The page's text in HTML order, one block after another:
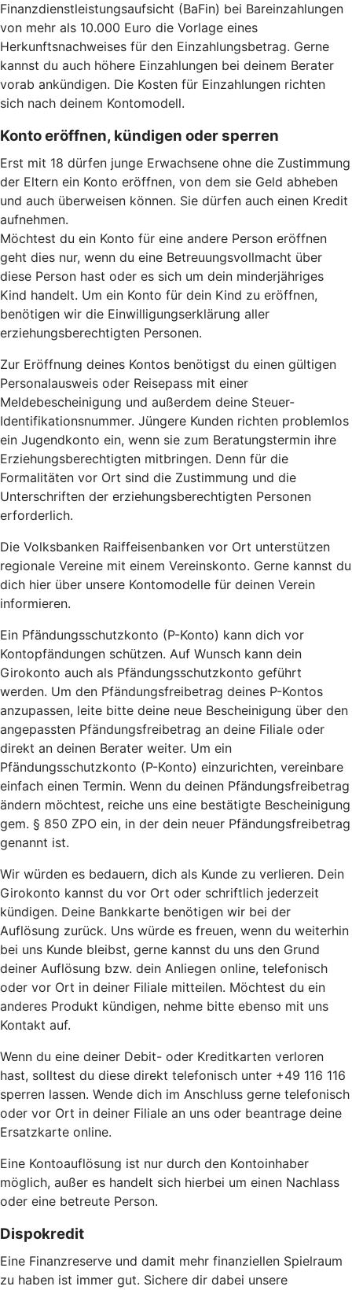
Finanzdienstleistungsaufsicht (BaFin) bei Bareinzahlungen
von mehr als 10.000 Euro die Vorlage eines
Herkunftsnachweises für den Einzahlungsbetrag. Gerne
kannst du auch höhere Einzahlungen bei deinem Berater
vorab ankündigen. Die Kosten für Einzahlungen richten
sich nach deinem Kontomodell.
Konto eröffnen, kündigen oder sperren
Erst mit 18 dürfen junge Erwachsene ohne die Zustimmung
der Eltern ein Konto eröffnen, von dem sie Geld abheben
und auch überweisen können. Sie dürfen auch einen Kredit
aufnehmen.
Möchtest du ein Konto für eine andere Person eröffnen
geht dies nur, wenn du eine Betreuungsvollmacht über
diese Person hast oder es sich um dein minderjähriges
Kind handelt. Um ein Konto für dein Kind zu eröffnen,
benötigen wir die Einwilligungserklärung aller
erziehungsberechtigten Personen.
Zur Eröffnung deines Kontos benötigst du einen gültigen
Personalausweis oder Reisepass mit einer
Meldebescheinigung und außerdem deine Steuer-
Identifikationsnummer. Jüngere Kunden richten problemlos
ein Jugendkonto ein, wenn sie zum Beratungstermin ihre
Erziehungsberechtigten mitbringen. Denn für die
Formalitäten vor Ort sind die Zustimmung und die
Unterschriften der erziehungsberechtigten Personen
erforderlich.
Die Volksbanken Raiffeisenbanken vor Ort unterstützen
regionale Vereine mit einem Vereinskonto. Gerne kannst du
dich hier über unsere Kontomodelle für deinen Verein
informieren.
Ein Pfändungsschutzkonto (P-Konto) kann dich vor
Kontopfändungen schützen. Auf Wunsch kann dein
Girokonto auch als Pfändungsschutzkonto geführt
werden. Um den Pfändungsfreibetrag deines P-Kontos
anzupassen, leite bitte deine neue Bescheinigung über den
angepassten Pfändungsfreibetrag an deine Filiale oder
direkt an deinen Berater weiter. Um ein
Pfändungsschutzkonto (P-Konto) einzurichten, vereinbare
einfach einen Termin. Wenn du deinen Pfändungsfreibetrag
ändern möchtest, reiche uns eine bestätigte Bescheinigung
gem. § 850 ZPO ein, in der dein neuer Pfändungsfreibetrag
genannt ist.
Wir würden es bedauern, dich als Kunde zu verlieren. Dein
Girokonto kannst du vor Ort oder schriftlich jederzeit
kündigen. Deine Bankkarte benötigen wir bei der
Auflösung zurück. Uns würde es freuen, wenn du weiterhin
bei uns Kunde bleibst, gerne kannst du uns den Grund
deiner Auflösung bzw. dein Anliegen online, telefonisch
oder vor Ort in deiner Filiale mitteilen. Möchtest du ein
anderes Produkt kündigen, nehme bitte ebenso mit uns
Kontakt auf.
Wenn du eine deiner Debit- oder Kreditkarten verloren
hast, solltest du diese direkt telefonisch unter +49 116 116
sperren lassen. Wende dich im Anschluss gerne telefonisch
oder vor Ort in deiner Filiale an uns oder beantrage deine
Ersatzkarte online.
Eine Kontoauflösung ist nur durch den Kontoinhaber
möglich, außer es handelt sich hierbei um einen Nachlass
oder eine betreute Person.
Dispokredit
Eine Finanzreserve und damit mehr finanziellen Spielraum
zu haben ist immer gut. Sichere dir dabei unsere